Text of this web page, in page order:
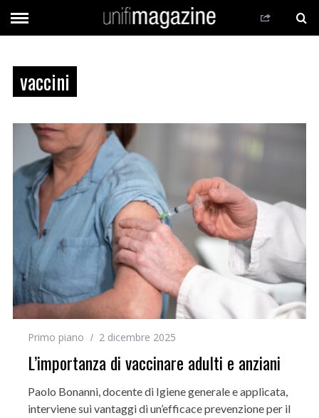
vaccini
Primo piano 2 dicembre 2025
L’importanza di vaccinare adulti e anziani
Paolo Bonanni, docente di Igiene generale e applicata,
interviene sui vantaggi di un’efficace prevenzione per il